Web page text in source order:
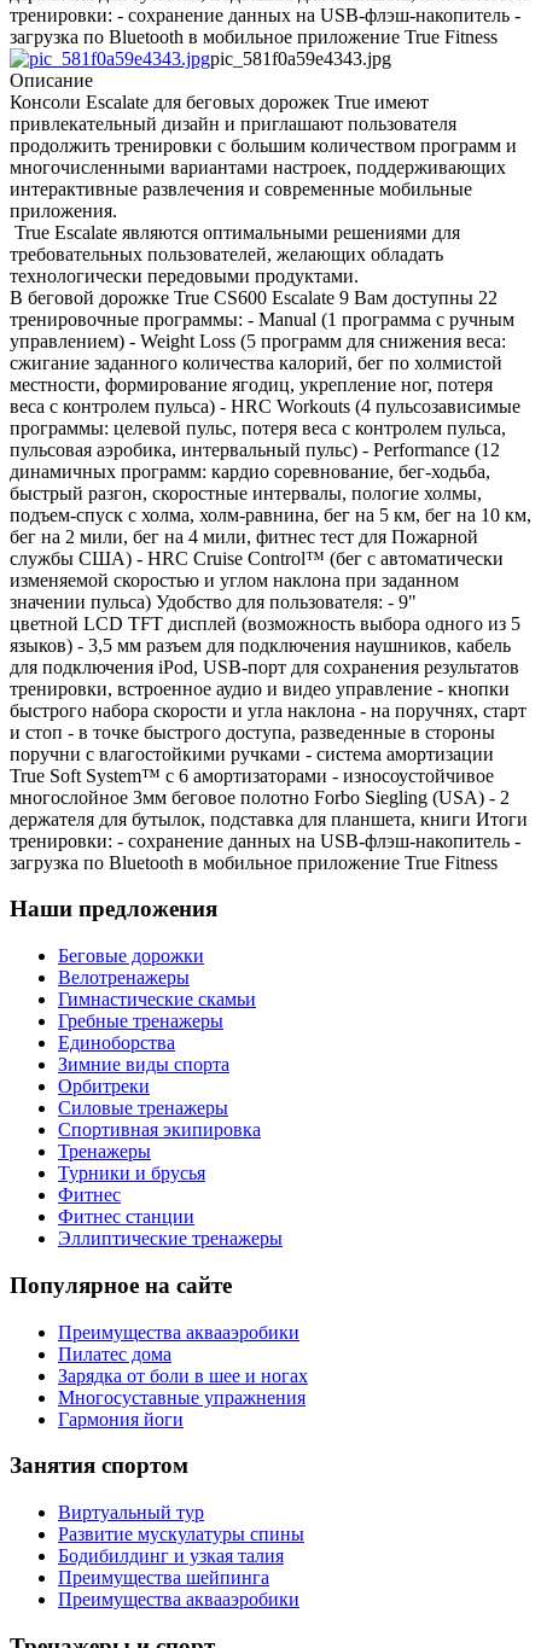
тренировки: - сохранение данных на USB-флэш-накопитель -
загрузка по Bluetooth в мобильное приложение True Fitness
pic_581f0a59e4343.jpg
Описание
Консоли Escalate для беговых дорожек True имеют
привлекательный дизайн и приглашают пользователя
продолжить тренировки с большим количеством программ и
многочисленными вариантами настроек, поддерживающих
интерактивные развлечения и современные мобильные
приложения.
True Escalate являются оптимальными решениями для
требовательных пользователей, желающих обладать
технологически передовыми продуктами.
В беговой дорожке True CS600 Escalate 9 Вам доступны 22
тренировочные программы: - Manual (1 программа с ручным
управлением) - Weight Loss (5 программ для снижения веса:
сжигание заданного количества калорий, бег по холмистой
местности, формирование ягодиц, укрепление ног, потеря
веса с контролем пульса) - HRC Workouts (4 пульсозависимые
программы: целевой пульс, потеря веса с контролем пульса,
пульсовая аэробика, интервальный пульс) - Performance (12
динамичных программ: кардио соревнование, бег-ходьба,
быстрый разгон, скоростные интервалы, пологие холмы,
подъем-спуск с холма, холм-равнина, бег на 5 км, бег на 10 км,
бег на 2 мили, бег на 4 мили, фитнес тест для Пожарной
службы США) - HRC Cruise Control™ (бег с автоматически
изменяемой скоростью и углом наклона при заданном
значении пульса) Удобство для пользователя: - 9"
цветной LCD TFT дисплей (возможность выбора одного из 5
языков) - 3,5 мм разъем для подключения наушников, кабель
для подключения iPod, USB-порт для сохранения результатов
тренировки, встроенное аудио и видео управление - кнопки
быстрого набора скорости и угла наклона - на поручнях, старт
и стоп - в точке быстрого доступа, разведенные в стороны
поручни с влагостойкими ручками - система амортизации
True Soft System™ с 6 амортизаторами - износоустойчивое
многослойное 3мм беговое полотно Forbo Siegling (USA) - 2
держателя для бутылок, подставка для планшета, книги Итоги
тренировки: - сохранение данных на USB-флэш-накопитель -
загрузка по Bluetooth в мобильное приложение True Fitness
Наши предложения
Беговые дорожки
Велотренажеры
Гимнастические скамьи
Гребные тренажеры
Единоборства
Зимние виды спорта
Орбитреки
Силовые тренажеры
Спортивная экипировка
Тренажеры
Турники и брусья
Фитнес
Фитнес станции
Эллиптические тренажеры
Популярное на сайте
Преимущества аквааэробики
Пилатес дома
Зарядка от боли в шее и ногах
Многосуставные упражнения
Гармония йоги
Занятия спортом
Виртуальный тур
Развитие мускулатуры спины
Бодибилдинг и узкая талия
Преимущества шейпинга
Преимущества аквааэробики